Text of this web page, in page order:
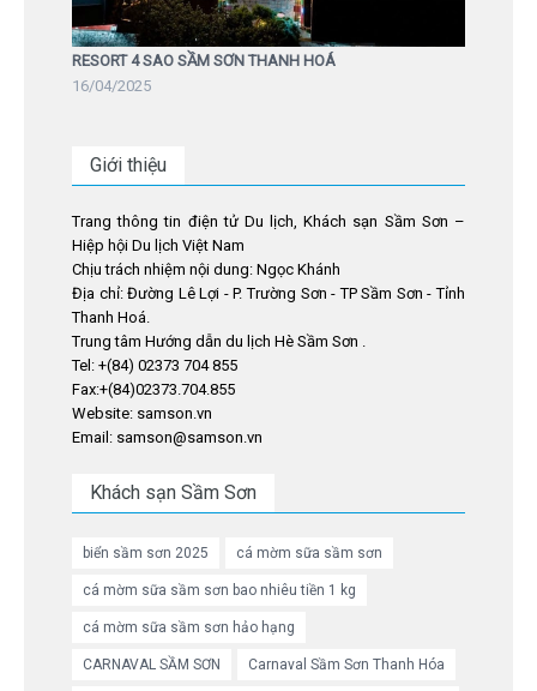
RESORT 4 SAO SẦM SƠN THANH HOÁ
16/04/2025
Giới thiệu
Trang thông tin điện tử Du lịch, Khách sạn Sầm Sơn –
Hiệp hội Du lịch Việt Nam
Chịu trách nhiệm nội dung: Ngọc Khánh
Địa chỉ: Đường Lê Lợi - P. Trường Sơn - TP Sầm Sơn - Tỉnh
Thanh Hoá.
Trung tâm Hướng dẫn du lịch Hè Sầm Sơn .
Tel: +(84) 02373 704 855
Fax:+(84)02373.704.855
Website: samson.vn
Email: samson@samson.vn
Khách sạn Sầm Sơn
biển sầm sơn 2025 cá mờm sữa sầm sơn
cá mờm sữa sầm sơn bao nhiêu tiền 1 kg
cá mờm sữa sầm sơn hảo hạng
CARNAVAL SẦM SƠN Carnaval Sầm Sơn Thanh Hóa